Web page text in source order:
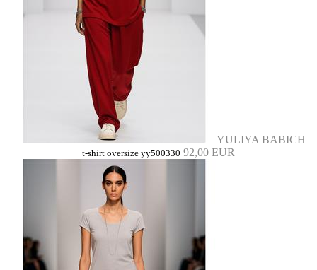
YULIYA BABICH
t-shirt oversize yy500330 92,00 EUR